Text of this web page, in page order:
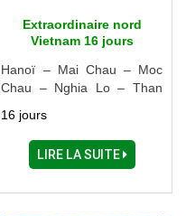
Extraordinaire nord
Vietnam 16 jours
Hanoï – Mai Chau – Moc
Chau – Nghia Lo – Than
Ba Be – Halong – Ninh Binh
– Nam Dinh
16 jours
LIRE LA SUITE